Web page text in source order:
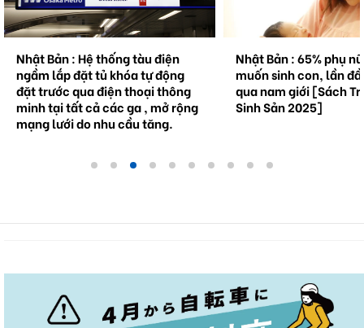
Nhật Bản : Hệ thống tàu điện
ngầm lắp đặt tủ khóa tự động
đặt trước qua điện thoại thông
minh tại tất cả các ga , mở rộng
mạng lưới do nhu cầu tăng.
Nhật Bản : 65% phụ
muốn sinh con, lần
qua nam giới [Sách
Sinh Sản 2025]